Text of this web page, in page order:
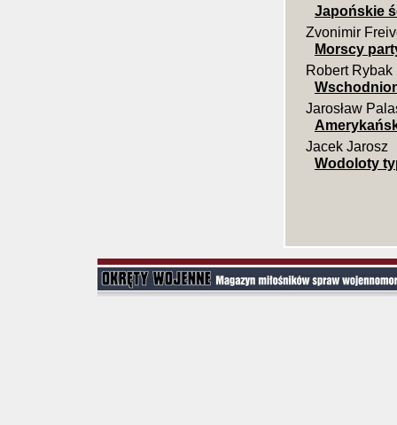
Japońskie
Zvonimir
Morscy
Robert Rybak
Jarosław
Jacek Jarosz
Wodoloty